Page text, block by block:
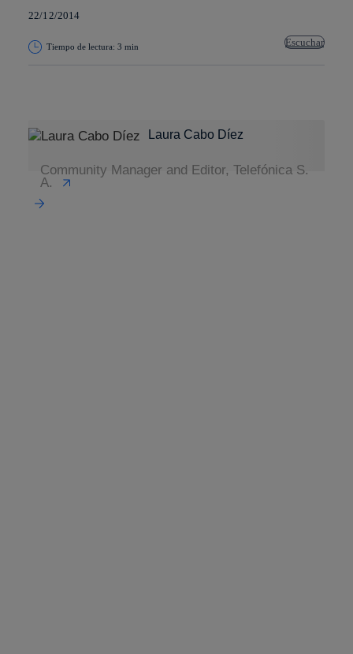
22/12/2014
Tiempo de lectura: 3 min Escuchar
Laura Cabo Díez
Community Manager and Editor, Telefónica S.
A.